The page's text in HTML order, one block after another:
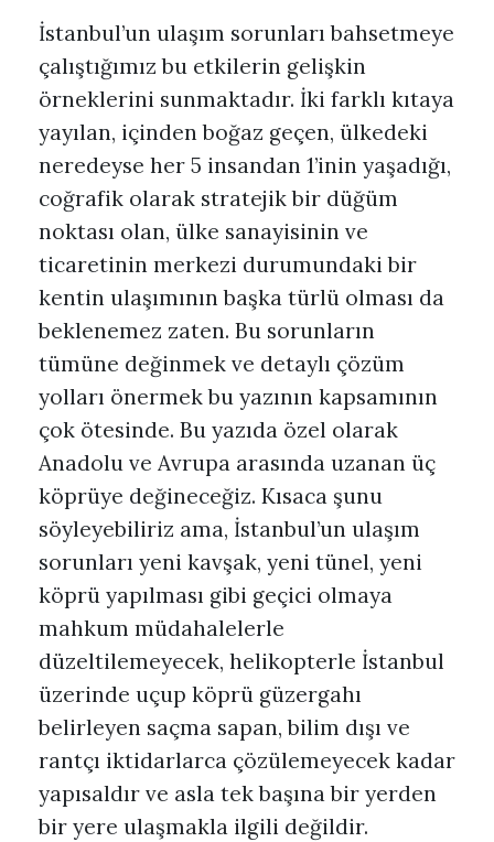
İstanbul’un ulaşım sorunları bahsetmeye
çalıştığımız bu etkilerin gelişkin
örneklerini sunmaktadır. İki farklı kıtaya
yayılan, içinden boğaz geçen, ülkedeki
neredeyse her 5 insandan 1’inin yaşadığı,
coğrafik olarak stratejik bir düğüm
noktası olan, ülke sanayisinin ve
ticaretinin merkezi durumundaki bir
kentin ulaşımının başka türlü olması da
beklenemez zaten. Bu sorunların
tümüne değinmek ve detaylı çözüm
yolları önermek bu yazının kapsamının
çok ötesinde. Bu yazıda özel olarak
Anadolu ve Avrupa arasında uzanan üç
köprüye değineceğiz. Kısaca şunu
söyleyebiliriz ama, İstanbul’un ulaşım
sorunları yeni kavşak, yeni tünel, yeni
köprü yapılması gibi geçici olmaya
mahkum müdahalelerle
düzeltilemeyecek, helikopterle İstanbul
üzerinde uçup köprü güzergahı
belirleyen saçma sapan, bilim dışı ve
rantçı iktidarlarca çözülemeyecek kadar
yapısaldır ve asla tek başına bir yerden
bir yere ulaşmakla ilgili değildir.